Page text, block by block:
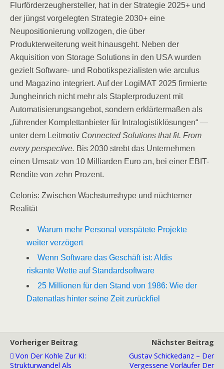
Flurförderzeughersteller, hat in der Strategie 2025+ und
der jüngst vorgelegten Strategie 2030+ eine
Neupositionierung vollzogen, die über
Produkterweiterung weit hinausgeht. Neben der
Akquisition von Storage Solutions in den USA wurden
gezielt Software- und Robotikspezialisten wie arculus
und Magazino integriert. Auf der LogiMAT 2025 firmierte
Jungheinrich nicht mehr als Staplerproduzent mit
Automatisierungsangebot, sondern erklärtermaßen als
„führender Komplettanbieter für Intralogistiklösungen“ —
unter dem Leitmotiv Connected Solutions that fit. From
every perspective. Bis 2030 strebt das Unternehmen
einen Umsatz von 10 Milliarden Euro an, bei einer EBIT-
Rendite von zehn Prozent.
Celonis: Zwischen Wachstumshype und nüchterner
Realität
Warum mehr Personal verspätete Projekte
weiter verzögert
Wenn Software das Geschäft ist: Aldis
riskante Wette auf Standardsoftware
25 Millionen für den Stand von 1986: Wie der
Datenatlas hinter seine Zeit zurückfiel
Vorheriger Beitrag
Von Der Kohle Zur KI:
Strukturwandel Als
Nächster Beitrag
Gustav Schickedanz – Der
Vergessene Vorläufer Der